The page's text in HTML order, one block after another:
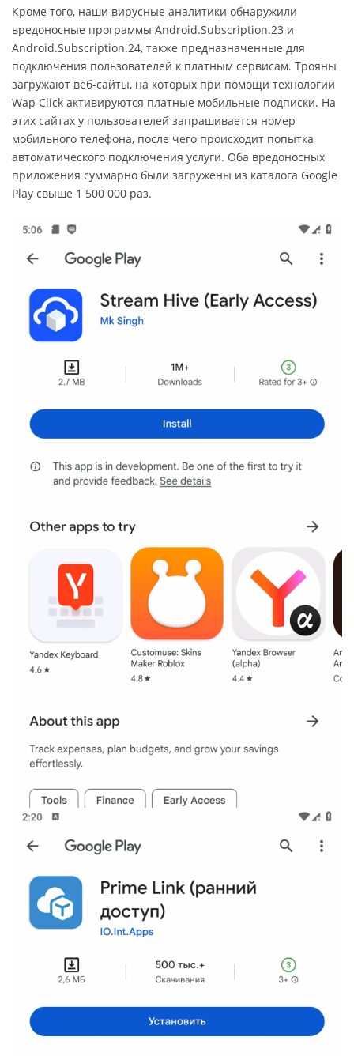
Кроме того, наши вирусные аналитики обнаружили
вредоносные программы Android.Subscription.23 и
Android.Subscription.24, также предназначенные для
подключения пользователей к платным сервисам. Трояны
загружают веб-сайты, на которых при помощи технологии
Wap Click активируются платные мобильные подписки. На
этих сайтах у пользователей запрашивается номер
мобильного телефона, после чего происходит попытка
автоматического подключения услуги. Оба вредоносных
приложения суммарно были загружены из каталога Google
Play свыше 1 500 000 раз.